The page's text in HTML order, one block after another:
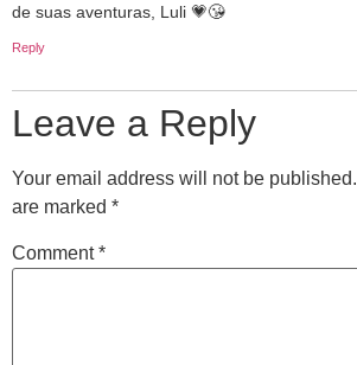
de suas aventuras, Luli 💗😘
Reply
Leave a Reply
Your email address will not be published.
are marked *
Comment*